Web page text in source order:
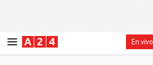
En vivo